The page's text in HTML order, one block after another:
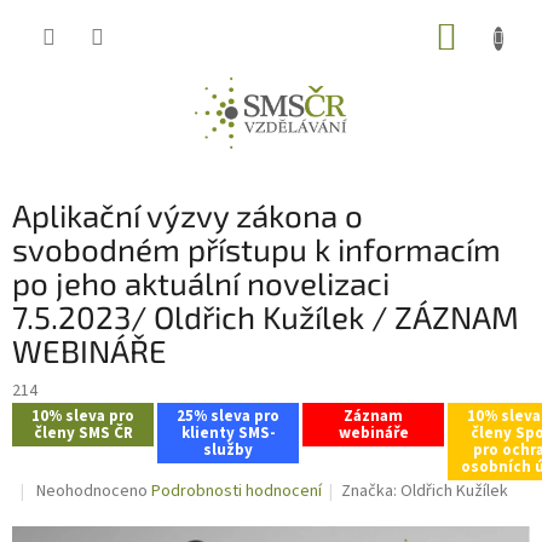
Aplikační výzvy zákona o
svobodném přístupu k informacím
po jeho aktuální novelizaci
7.5.2023/ Oldřich Kužílek / ZÁZNAM
WEBINÁŘE
214
10% sleva pro
členy SMS ČR
25% sleva pro
klienty SMS-
služby
Záznam
webináře
10%
členy
pro
osobních
Průměrné
Neohodnoceno Podrobnosti hodnocení Značka: Oldřich Kužílek